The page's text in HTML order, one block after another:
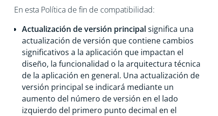
En esta Política de fin de compatibilidad:
Actualización de versión principalsignifica una
actualización de versión que contiene cambios
significativos a la aplicación que impactan el
diseño, la funcionalidad o la arquitectura técnica
de la aplicación en general. Una actualización de
versión principal se indicará mediante un
aumento del número de versión en el lado
izquierdo del primero punto decimal en el